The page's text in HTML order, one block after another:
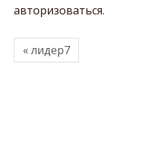
авторизоваться.
« лидер7